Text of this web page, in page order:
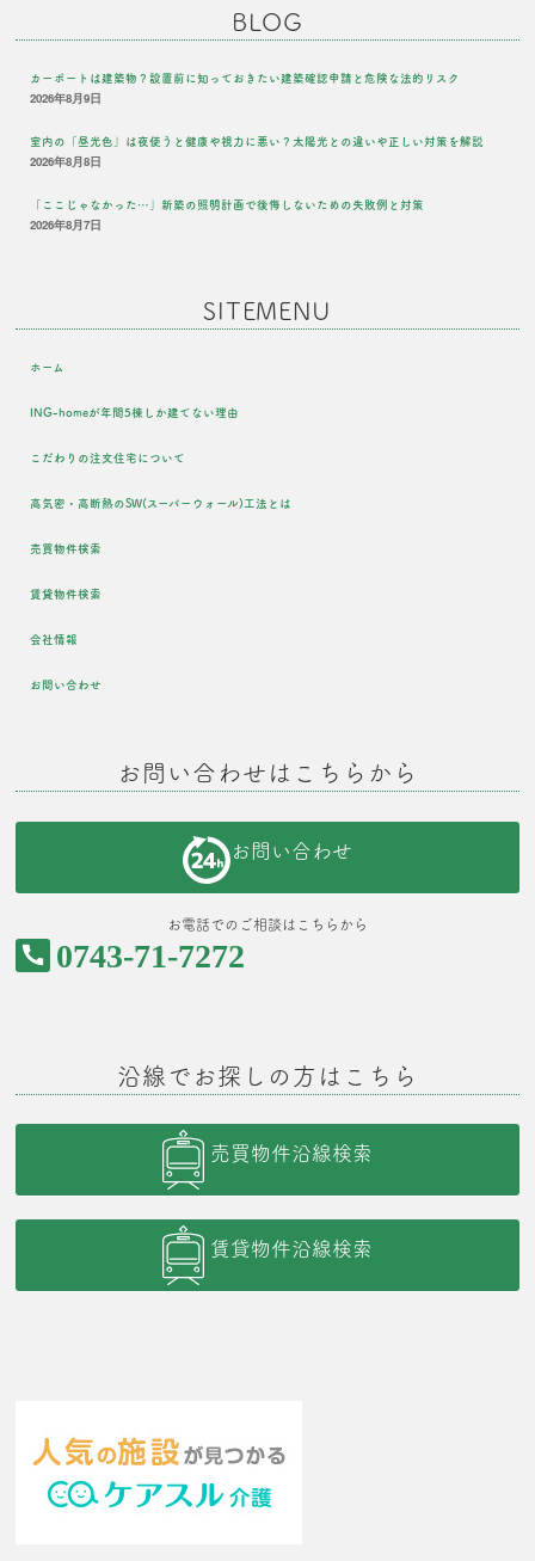
BLOG
カーポートは建築物？設置前に知っておきたい建築確認申請と危険な法的リスク
2026年8月9日
室内の「昼光色」は夜使うと健康や視力に悪い？太陽光との違いや正しい対策を解説
2026年8月8日
「ここじゃなかった…」新築の照明計画で後悔しないための失敗例と対策
2026年8月7日
SITEMENU
ホーム
ING-homeが年間5棟しか建てない理由
こだわりの注文住宅について
高気密・高断熱のSW(スーパーウォール)工法とは
売買物件検索
賃貸物件検索
会社情報
お問い合わせ
お問い合わせはこちらから
お問い合わせ
お電話でのご相談はこちらから
0743-71-7272
沿線でお探しの方はこちら
売買物件沿線検索
賃貸物件沿線検索